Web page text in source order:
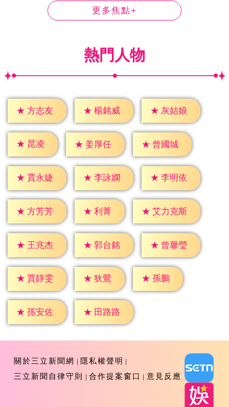
更多焦點+
熱門人物
★ 方志友 ★ 楊銘威 ★ 灰姑娘
★ 昆凌 ★ 姜厚任 ★ 曾國城
★ 賈永婕 ★ 李詠嫻 ★ 李明依
★ 方芳芳 ★ 利菁 ★ 艾力克斯
★ 王兆杰 ★ 郭台銘 ★ 曾馨瑩
★ 賈靜雯 ★ 狄鶯 ★ 孫鵬
★ 孫安佐 ★ 田路路
關於三立新聞網
隱私權聲明
三立新聞自律守則
合作提案窗口 意見反應